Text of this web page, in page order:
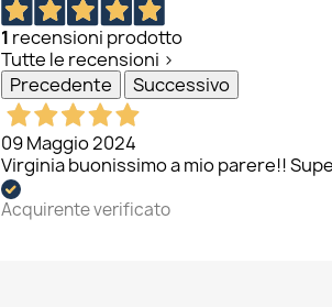
1 recensioni prodotto
Tutte le recensioni >
Precedente
Successivo
09 Maggio 2024
Virginia buonissimo a mio parere!!
Acquirente verificato